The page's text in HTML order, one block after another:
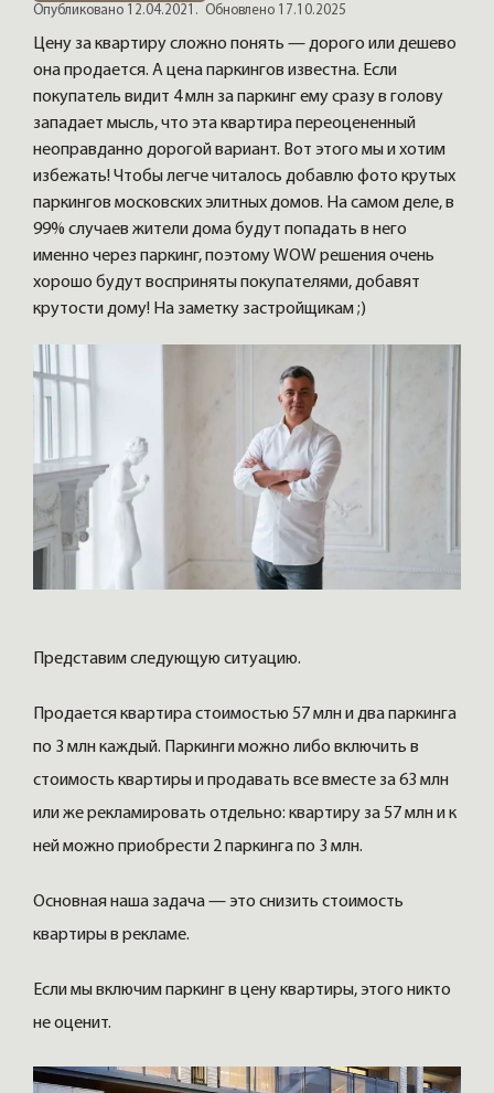
Опубликовано 12.04.2021. Обновлено 17.10.2025
Цену за квартиру сложно понять — дорого или дешево
она продается. А цена паркингов известна. Если
покупатель видит 4 млн за паркинг ему сразу в голову
западает мысль, что эта квартира переоцененный
неоправданно дорогой вариант. Вот этого мы и хотим
избежать! Чтобы легче читалось добавлю фото крутых
паркингов московских элитных домов. На самом деле, в
99% случаев жители дома будут попадать в него
именно через паркинг, поэтому WOW решения очень
хорошо будут восприняты покупателями, добавят
крутости дому! На заметку застройщикам ;)
Представим следующую ситуацию.
Продается квартира стоимостью 57 млн и два паркинга
по 3 млн каждый. Паркинги можно либо включить в
стоимость квартиры и продавать все вместе за 63 млн
или же рекламировать отдельно: квартиру за 57 млн и к
ней можно приобрести 2 паркинга по 3 млн.
Основная наша задача — это снизить стоимость
квартиры в рекламе.
Если мы включим паркинг в цену квартиры, этого никто
не оценит.